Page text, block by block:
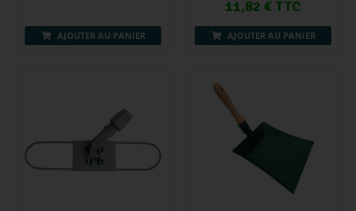
AJOUTER AU PANIER
11,82 € TTC
AJOUTER AU PANIER